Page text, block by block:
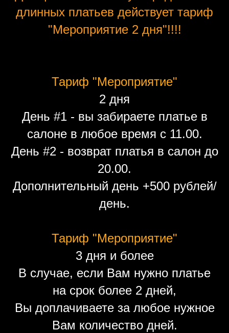
длинных платьев действует тариф
"Мероприятие 2 дня"!!!!
Тариф "Мероприятие"
2 дня
День #1 - вы забираете платье в
салоне в любое время с 11.00.
День #2 - возврат платья в салон до
20.00.
Дополнительный день +500 рублей/
день.
Тариф "Мероприятие"
3 дня и более
В случае, если Вам нужно платье
на срок более 2 дней,
Вы доплачиваете за любое нужное
Вам количество дней.